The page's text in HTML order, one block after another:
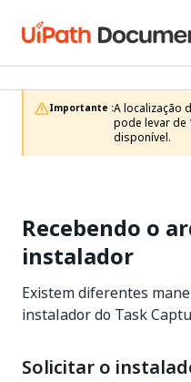
Importante :A localização
pode levar de
disponível.
Recebendo o
instalador
Existem diferentes
instalador do Task
Solicitar o